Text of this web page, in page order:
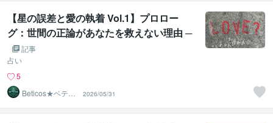
【星の誤差と愛の執着 Vol.1】プロロー
グ：世間の正論があなたを救えない理由 ─
─ 1度未満の幾何学が仕掛ける罠
記事
占い
5
Beticos★ベティ
コ 占星術師
2026/05/31